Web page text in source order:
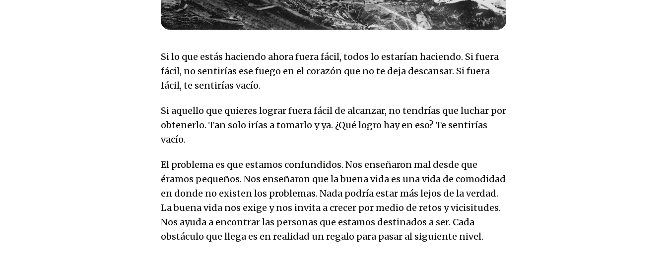
Si lo que estás haciendo ahora fuera fácil, todos lo estarían haciendo. Si fuera
fácil, no sentirías ese fuego en el corazón que no te deja descansar. Si fuera
fácil, te sentirías vacío.
Si aquello que quieres lograr fuera fácil de alcanzar, no tendrías que luchar por
obtenerlo. Tan solo irías a tomarlo y ya. ¿Qué logro hay en eso? Te sentirías
vacío.
El problema es que estamos confundidos. Nos enseñaron mal desde que
éramos pequeños. Nos enseñaron que la buena vida es una vida de comodidad
en donde no existen los problemas. Nada podría estar más lejos de la verdad.
La buena vida nos exige y nos invita a crecer por medio de retos y vicisitudes.
Nos ayuda a encontrar las personas que estamos destinados a ser. Cada
obstáculo que llega es en realidad un regalo para pasar al siguiente nivel.